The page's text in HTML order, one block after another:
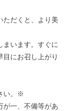
ただくと、より美
まいます。すぐに
目にお召し上がり
い。※
が一、不備等があ